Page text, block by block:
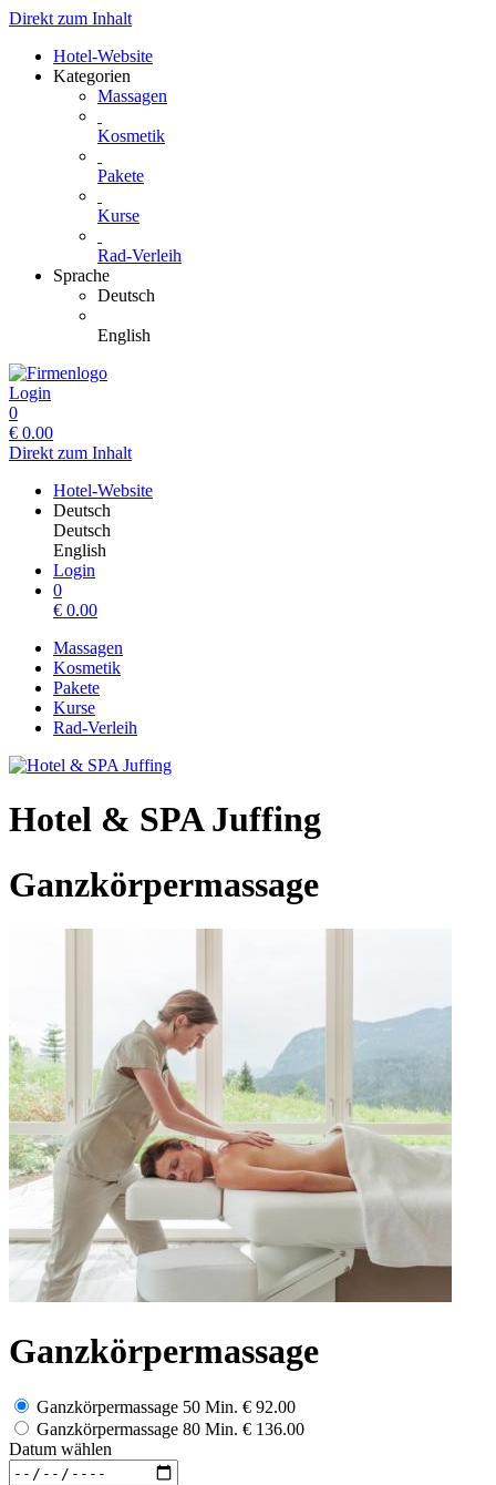
Direkt zum Inhalt
Hotel-Website
Kategorien
Massagen
Kosmetik
Pakete
Kurse
Rad-Verleih
Sprache
Deutsch
English
Login
0
€ 0.00
Direkt zum Inhalt
Hotel-Website
Deutsch
Deutsch
English
Login
0
€ 0.00
Massagen
Kosmetik
Pakete
Kurse
Rad-Verleih
Hotel & SPA Juffing
Ganzkörpermassage
Ganzkörpermassage
Ganzkörpermassage 50 Min. € 92.00
Ganzkörpermassage 80 Min. € 136.00
Datum wählen